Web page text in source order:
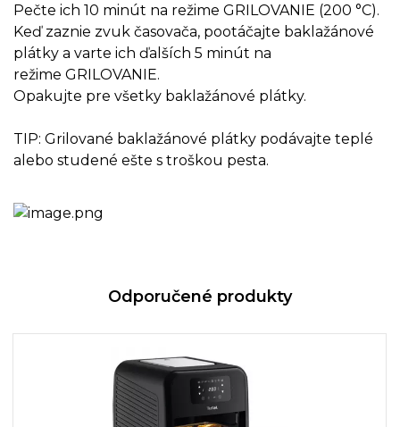
Pečte ich 10 minút na režime GRILOVANIE (200 °C).
Keď zaznie zvuk časovača, pootáčajte baklažánové
plátky a varte ich ďalších 5 minút na
režime GRILOVANIE.
Opakujte pre všetky baklažánové plátky.
TIP: Grilované baklažánové plátky podávajte teplé
alebo studené ešte s troškou pesta.
Odporučené produkty